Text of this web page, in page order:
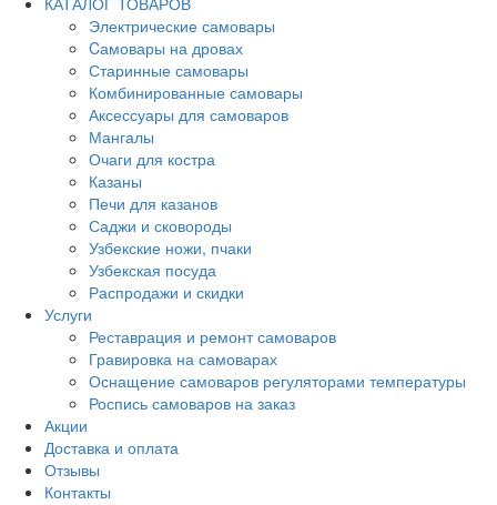
Электрические самовары
Cамовары на дровах
Старинные самовары
Комбинированные самовары
Аксессуары для самоваров
Мангалы
Очаги для костра
Казаны
Печи для казанов
Саджи и сковороды
Узбекские ножи, пчаки
Узбекская посуда
Распродажи и скидки
Услуги
Реставрация и ремонт самоваров
Гравировка на самоварах
Оснащение самоваров регуляторами температуры
Роспись самоваров на заказ
Акции
Доставка и оплата
Отзывы
Контакты